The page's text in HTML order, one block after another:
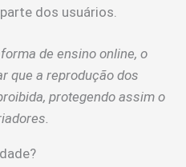
dos usuários.
de ensino online, o
que a reprodução dos
protegendo assim o